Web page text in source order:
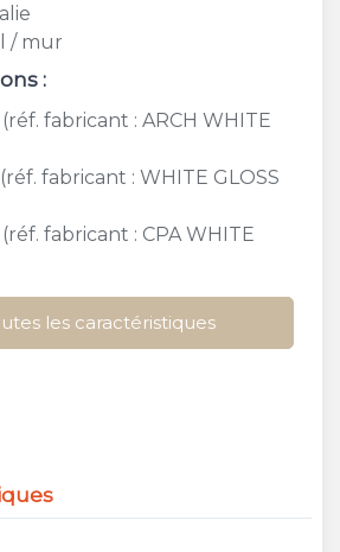
/ mur
:
(réf. fabricant : ARCH WHITE
(réf. fabricant : WHITE GLOSS
(réf. fabricant : CPA WHITE
les caractéristiques